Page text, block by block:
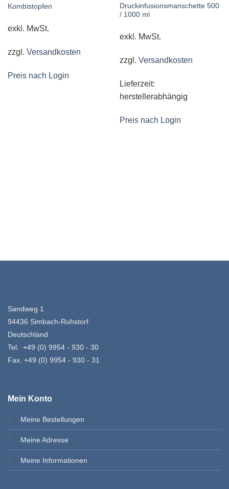
Kombistopfen
exkl. MwSt.
zzgl. Versandkosten
Preis nach Login
Druckinfusionsmanschette 500
/ 1000 ml
exkl. MwSt.
zzgl. Versandkosten
Lieferzeit:
herstellerabhängig
Preis nach Login
Sandweg 1
94436 Simbach-Ruhstorf
Deutschland
Tel. +49 (0) 9954 - 930 - 30
Fax. +49 (0) 9954 - 930 - 31
Mein Konto
Meine Bestellungen
Meine Adresse
Meine Informationen